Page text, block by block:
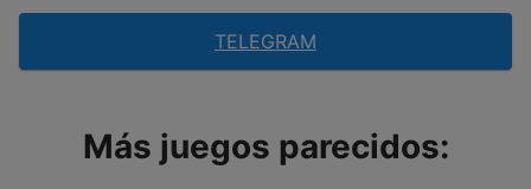
TELEGRAM
Más juegos parecidos: